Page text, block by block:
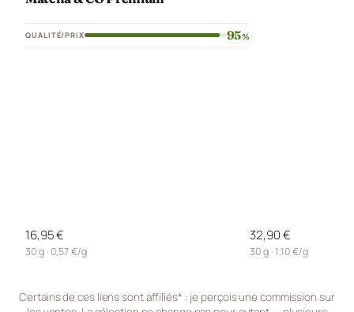
QUALITÉ/PRIX 95%
16,95 €
30 g · 0,57 €/g
32,90 €
30 g · 1,10 €/g
Certains de ces liens sont affiliés* : je perçois une commission sur